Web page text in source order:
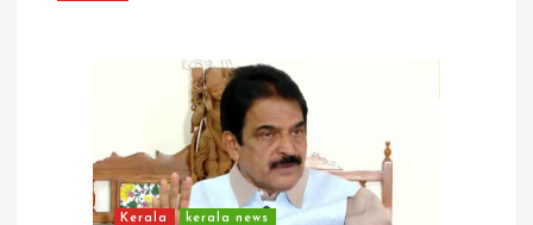
Kerala kerala news